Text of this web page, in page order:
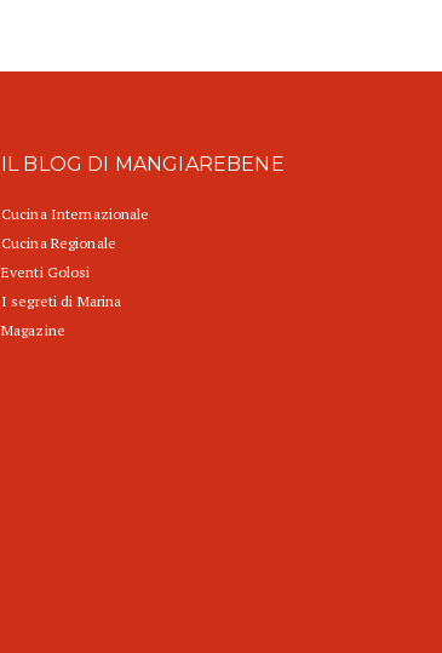
IL BLOG DI MANGIAREBENE
Cucina Internazionale
Cucina Regionale
Eventi Golosi
I segreti di Marina
Magazine